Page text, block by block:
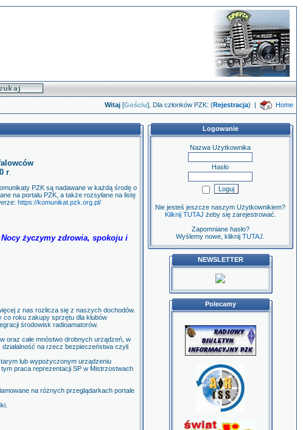
Witaj [Gościu], Dla członków PZK: (Rejestracja) | Home
r.
PZK są nadawane w każdą środę o
na portalu PZK, a także rozsyłane na listę
https://komunikat.pzk.org.pl/
życzymy zdrowia, spokoju i
z nas rozlicza się z naszych dochodów.
co roku zakupy sprzętu dla klubów
środowisk radioamatorów.
oraz całe mnóstwo drobnych urządzeń, w
na rzecz bezpieczeństwa czyli
lub wypożyczonym urządzeniu
praca reprezentacji SP w Mistrzostwach
na różnych przeglądarkach portale
Logowanie
Nazwa Użytkownika
Hasło
Nie jesteś jeszcze naszym Użytkownikiem?
Kilknij TUTAJ żeby się zarejestrować.
Zapomniane hasło?
Wyślemy nowe, kliknij TUTAJ
NEWSLETTER
Polecamy